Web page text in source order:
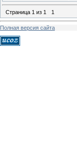
Страница 1 из 1 1
Полная версия сайта